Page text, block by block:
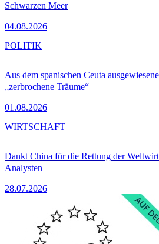
Schwarzen Meer
04.08.2026
Aus dem spanischen Ceuta
„zerbrochene Träume“
01.08.2026
POLITIK
Dankt China für die Rettung der
Analysten
28.07.2026
WIRTSCHAFT